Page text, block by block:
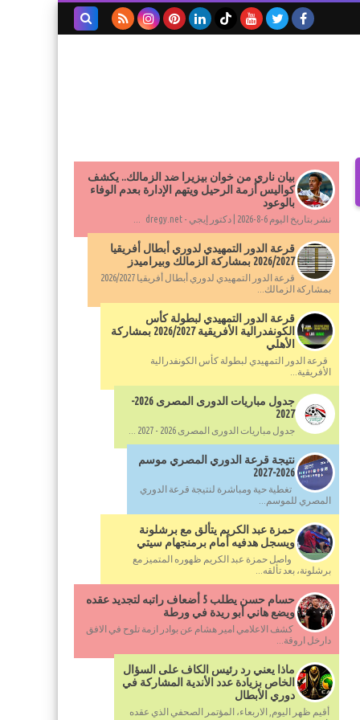
بيان ناري من خوان بيزيرا ضد الزمالك.. يكشف
كواليس أزمة الرحيل ويتهم الإدارة بعدم الوفاء
بالوعود
نشر بتاريخ اليوم 6-8-2026 | دكتور إيجي - dregy.net ...
قرعة الدور التمهيدي لدوري أبطال أفريقيا
2026/2027 بمشاركة الزمالك وبيراميدز
قرعة الدور التمهيدي لدوري أبطال أفريقيا 2026/2027
بمشاركة الزمالك...
قرعة الدور التمهيدي لبطولة كأس
الكونفدرالية الأفريقية 2026/2027 بمشاركة
الأهلي
قرعة الدور التمهيدي لبطولة كأس الكونفدرالية
الأفريقية...
جدول مباريات الدورى المصرى 2026-
2027
جدول مباريات الدورى المصرى 2026 - 2027 ...
نتيجة قرعة الدوري المصري موسم
2026-2027
تغطية حية ومباشرة لنتيجة قرعة الدوري
المصري للموسم...
حمزة عبد الكريم يتألق مع برشلونة
ويسجل هدفيه أمام برمنجهام سيتي
واصل حمزة عبد الكريم ظهوره المتميز مع
برشلونة، بعد تألقه...
حسام حسن يطلب 5 أضعاف راتبه لتجديد عقده
ويضع هاني أبو ريدة في ورطة
كشف الاعلامي امير هشام عن بوادر ازمة تلوح في الافق
دارخل اروقة...
ماذا يعني رد رئيس الكاف على السؤال
الخاص بزيادة عدد الأندية المشاركة في
دوري الأبطال
أقيم ظهر اليوم, الاربعاء، المؤتمر الصحفي الذي عقده